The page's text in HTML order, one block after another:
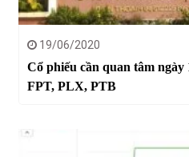
19/06/2020
Cổ phiếu cần quan tâm
FPT, PLX, PTB